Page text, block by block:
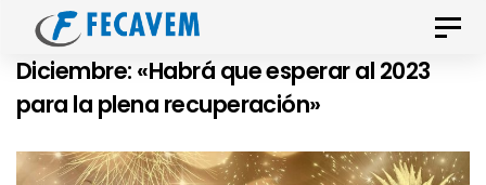
Skip
links
primary
navigation
Toggle
Diciembre: «Habrá que esperar al 2023
para la plena recuperación»